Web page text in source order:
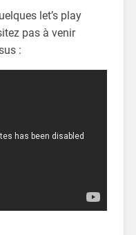
let’s play
pas à venir
: